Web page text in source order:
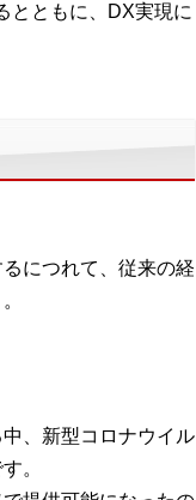
とともに、DX実現に
につれて、従来の経
、新型コロナウイル
。